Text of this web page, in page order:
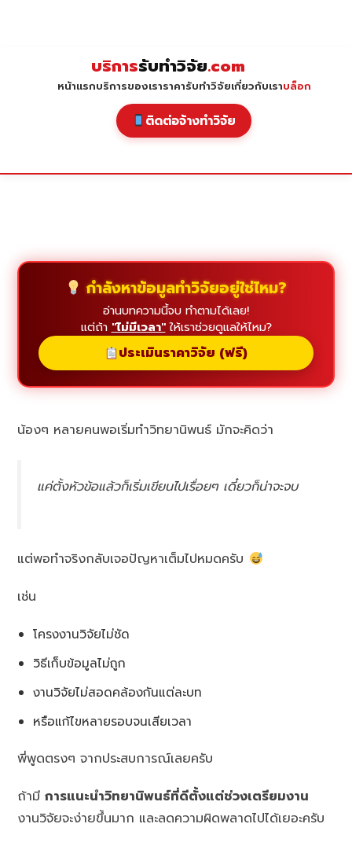
บริการรับทำวิจัย.com
หน้าแรกบริการของเราราคารับทำวิจัยเกี่ยวกับเราบล็อก
ติดต่อจ้างทำวิจัย
กำลังหาข้อมูลทำวิจัยอยู่ใช่ไหม?
อ่านบทความนี้จบ ทำตามได้เลย!
แต่ถ้า "ไม่มีเวลา"ให้เราช่วยดูแลให้ไหม?
ประเมินราคาวิจัย (ฟรี)
น้องๆ หลายคนพอเริ่มทำวิทยานิพนธ์ มักจะคิดว่า
แค่ตั้งหัวข้อแล้วก็เริ่มเขียนไปเรื่อยๆ เดี๋ยวก็น่าจะจบ
แต่พอทำจริงกลับเจอปัญหาเต็มไปหมดครับ
เช่น
โครงงานวิจัยไม่ชัด
วิธีเก็บข้อมูลไม่ถูก
งานวิจัยไม่สอดคล้องกันแต่ละบท
หรือแก้ไขหลายรอบจนเสียเวลา
พี่พูดตรงๆ จากประสบการณ์เลยครับ
ถ้ามีการแนะนำวิทยานิพนธ์ที่ดีตั้งแต่ช่วงเตรียมงาน
งานวิจัยจะง่ายขึ้นมาก และลดความผิดพลาดไปได้เยอะครับ